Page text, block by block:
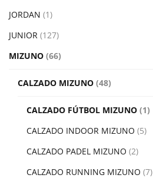
JORDAN (1)
JUNIOR (127)
MIZUNO (66)
CALZADO MIZUNO (48)
CALZADO FÚTBOL MIZUNO (1)
CALZADO INDOOR MIZUNO (5)
CALZADO PADEL MIZUNO (2)
CALZADO RUNNING MIZUNO (7)